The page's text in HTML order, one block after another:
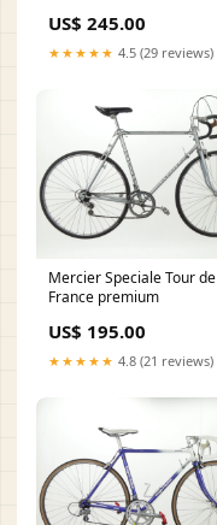
US$ 245.00
★★★★★ 4.5 (29 reviews)
Mercier Speciale Tour de
France premium
US$ 195.00
★★★★★ 4.8 (21 reviews)